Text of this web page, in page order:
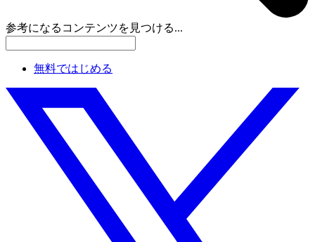
参考になるコンテンツを見つける...
無料ではじめる